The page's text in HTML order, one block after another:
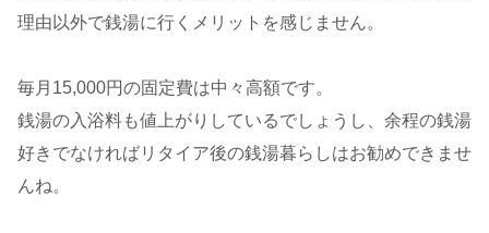
理由以外で銭湯に行くメリットを感じません。
毎月15,000円の固定費は中々高額です。
銭湯の入浴料も値上がりしているでしょうし、余程の銭湯
好きでなければリタイア後の銭湯暮らしはお勧めできませ
んね。